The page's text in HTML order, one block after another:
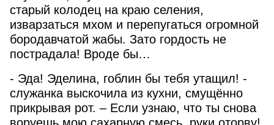
Логин или e-mail:
Пароль:
Ваш E-mail:*
Тема вопроса:*
после покупки предлагает снова купить
не скачивается файл
не могу оплатить
нет нужного формата
старый колодец на краю селения,
изварзаться мхом и перепугаться огромной
бородавчатой жабы. Зато гордость не
пострадала! Вроде бы…
- Эда! Эделина, гоблин бы тебя утащил! -
служанка выскочила из кухни, смущённо
прикрывая рот. – Если узнаю, что ты снова
воруешь мою сахарную смесь, руки оторву!